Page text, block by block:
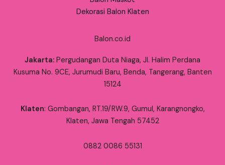
Dekorasi Balon Klaten
Balon.co.id
Jakarta: Pergudangan Duta Niaga, Jl. Halim Perdana
Kusuma No. 9CE, Jurumudi Baru, Benda, Tangerang, Banten
15124
Klaten: Gombangan, RT.19/RW.9, Gumul, Karangnongko,
Klaten, Jawa Tengah 57452
0882 0086 55131